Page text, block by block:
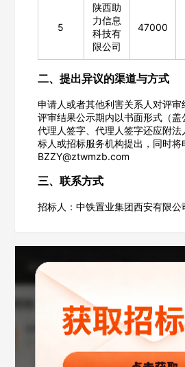
5
陕西助
力信息
科技有
限公司
47000
二、提出异议的渠道与方式
申请人或者其他利害关系人对评
评审结果公示期内以书面形式（
代理人签字、代理人签字还应附法
标人或招标服务机构提出，同时将
BZZY@ztwmzb.com
三、联系方式
招标人：中铁置业集团西安有限公